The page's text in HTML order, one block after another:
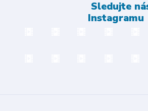
Sledujte
Instagramu